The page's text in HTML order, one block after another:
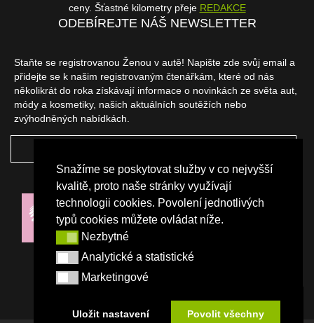
Snažíme se poskytovat služby v co nejvyšší
kvalitě, proto naše stránky využívají
technologii cookies. Povolení jednotlivých
typů cookies můžete ovládat níže.
NezbytnéNezbytné
Analytické a statistické
Analytické a statistické
Marketingové
Marketingové
Uložit nastavení Povolit všechny
ceny. Šťastné kilometry přeje REDAKCE
ODEBÍREJTE NÁŠ NEWSLETTER
Staňte se registrovanou Ženou v autě! Napište zde svůj email a
přidejte se k našim registrovaným čtenářkám, které od nás
několikrát do roka získávají informace o novinkách ze světa aut,
módy a kosmetiky, našich aktuálních soutěžích nebo
zvýhodněných nabídkách.
NAŠI PARTNEŘI